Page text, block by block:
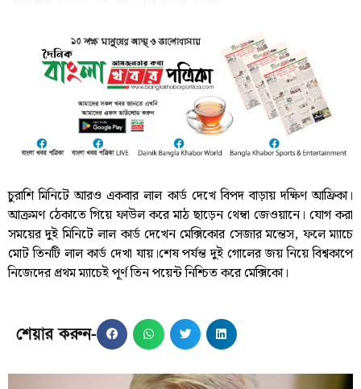
চুরাশি মিনিটে আরও একবার লাল কার্ড দেখে বিপদ বাড়ায় দক্ষিণ আফ্রিকা।
আক্রমণ ঠেকাতে গিয়ে ফাউল করে মাঠ ছাড়েন থেম্বা জেওয়ানে। যোগ করা
সময়ের দুই মিনিটে লাল কার্ড দেখেন মেক্সিকোর সেজার মন্তেস, ফলে ম্যাচে
মোট তিনটি লাল কার্ড দেখা যায়।শেষ পর্যন্ত দুই গোলের জয় নিয়ে বিশ্বকাপে
নিজেদের প্রথম ম্যাচেই পূর্ণ তিন পয়েন্ট নিশ্চিত করে মেক্সিকো।
শেয়ার করুন-